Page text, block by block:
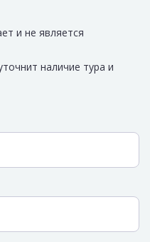
и не является
наличие тура и